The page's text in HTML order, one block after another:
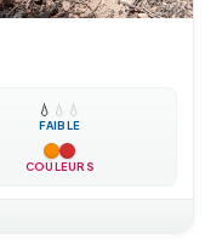
💧 💧 💧
FAIBLE
COULEURS